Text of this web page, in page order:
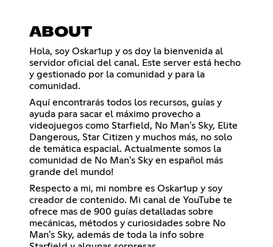
ABOUT
Hola, soy Oskar1up y os doy la bienvenida al
servidor oficial del canal. Este server está hecho
y gestionado por la comunidad y para la
comunidad.
Aquí encontrarás todos los recursos, guías y
ayuda para sacar el máximo provecho a
videojuegos como Starfield, No Man's Sky, Elite
Dangerous, Star Citizen y muchos más, no solo
de temática espacial. Actualmente somos la
comunidad de No Man's Sky en español más
grande del mundo!
Respecto a mi, mi nombre es Oskar1up y soy
creador de contenido. Mi canal de YouTube te
ofrece mas de 900 guías detalladas sobre
mecánicas, métodos y curiosidades sobre No
Man's Sky, además de toda la info sobre